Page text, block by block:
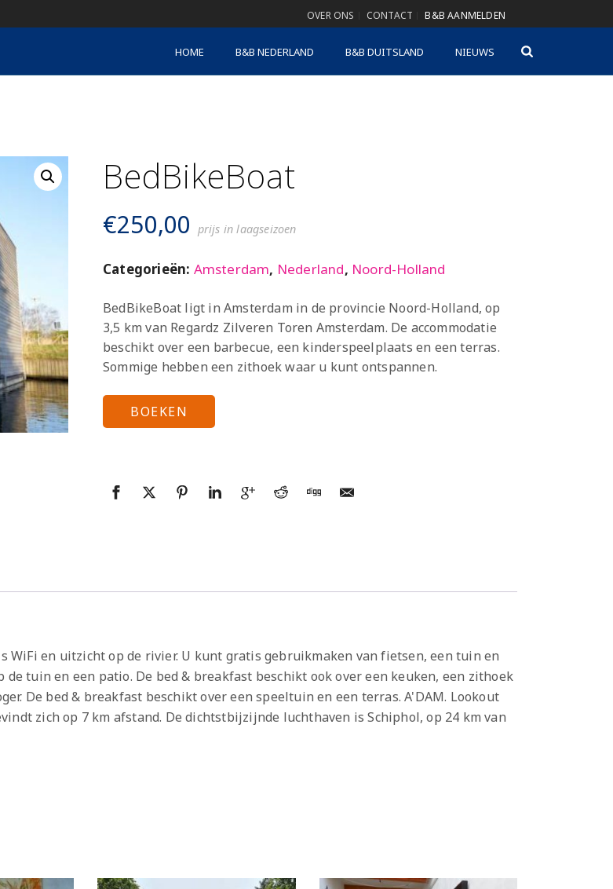
OVER ONS CONTACT B&B AANMELDEN
HOME B&B NEDERLAND B&B DUITSLAND NIEUWS
BedBikeBoat
€250,00 prijs in laagseizoen
Categorieën: Amsterdam, Nederland, Noord-Holland
BedBikeBoat ligt in Amsterdam in de provincie Noord-Holland, op
3,5 km van Regardz Zilveren Toren Amsterdam. De accommodatie
beschikt over een barbecue, een kinderspeelplaats en een terras.
Sommige hebben een zithoek waar u kunt ontspannen.
BOEKEN
WiFi en uitzicht op de rivier. U kunt gratis gebruikmaken van fietsen, een tuin en
tuin en een patio. De bed & breakfast beschikt ook over een keuken, een zithoek
De bed & breakfast beschikt over een speeltuin en een terras. A'DAM. Lookout
zich op 7 km afstand. De dichtstbijzijnde luchthaven is Schiphol, op 24 km van